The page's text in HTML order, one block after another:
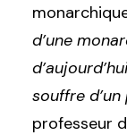
d’une
souffre
professeur